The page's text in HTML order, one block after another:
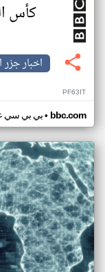
كأس
اخبار جزر
PF63IT
بي بي سي• bbc.com